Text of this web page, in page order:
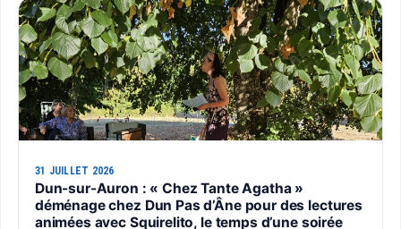
31 JUILLET 2026
Dun-sur-Auron : « Chez Tante Agatha »
déménage chez Dun Pas d’Âne pour des lectures
animées avec Squirelito, le temps d’une soirée